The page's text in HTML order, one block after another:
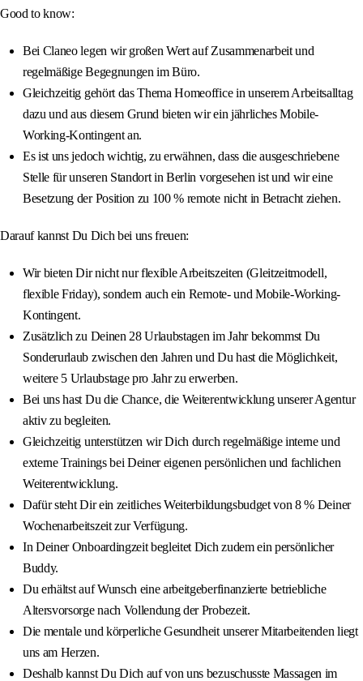
Good to know:
Bei Claneo legen wir großen Wert auf Zusammenarbeit und
regelmäßige Begegnungen im Büro.
Gleichzeitig gehört das Thema Homeoffice in unserem Arbeitsalltag
dazu und aus diesem Grund bieten wir ein jährliches Mobile-
Working-Kontingent an.
Es ist uns jedoch wichtig, zu erwähnen, dass die ausgeschriebene
Stelle für unseren Standort in Berlin vorgesehen ist und wir eine
Besetzung der Position zu 100 % remote nicht in Betracht ziehen.
Darauf kannst Du Dich bei uns freuen:
Wir bieten Dir nicht nur flexible Arbeitszeiten (Gleitzeitmodell,
flexible Friday), sondern auch ein Remote- und Mobile-Working-
Kontingent.
Zusätzlich zu Deinen 28 Urlaubstagen im Jahr bekommst Du
Sonderurlaub zwischen den Jahren und Du hast die Möglichkeit,
weitere 5 Urlaubstage pro Jahr zu erwerben.
Bei uns hast Du die Chance, die Weiterentwicklung unserer Agentur
aktiv zu begleiten.
Gleichzeitig unterstützen wir Dich durch regelmäßige interne und
externe Trainings bei Deiner eigenen persönlichen und fachlichen
Weiterentwicklung.
Dafür steht Dir ein zeitliches Weiterbildungsbudget von 8 % Deiner
Wochenarbeitszeit zur Verfügung.
In Deiner Onboardingzeit begleitet Dich zudem ein persönlicher
Buddy.
Du erhältst auf Wunsch eine arbeitgeberfinanzierte betriebliche
Altersvorsorge nach Vollendung der Probezeit.
Die mentale und körperliche Gesundheit unserer Mitarbeitenden liegt
uns am Herzen.
Deshalb kannst Du Dich auf von uns bezuschusste Massagen im